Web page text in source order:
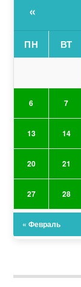
«
ПН ВТ
6 7
13 14
20 21
27 28
« Февраль